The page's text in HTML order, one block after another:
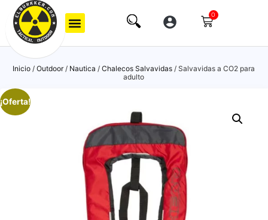
0
Inicio / Outdoor/ Nautica / Chalecos Salvavidas / Salvavidas a CO2 para
adulto
¡Oferta!